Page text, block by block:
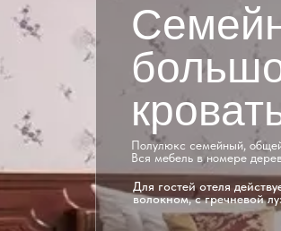
Полулюкс семейный,
Вся мебель в номере
Для гостей отеля
волокном, с гречневой